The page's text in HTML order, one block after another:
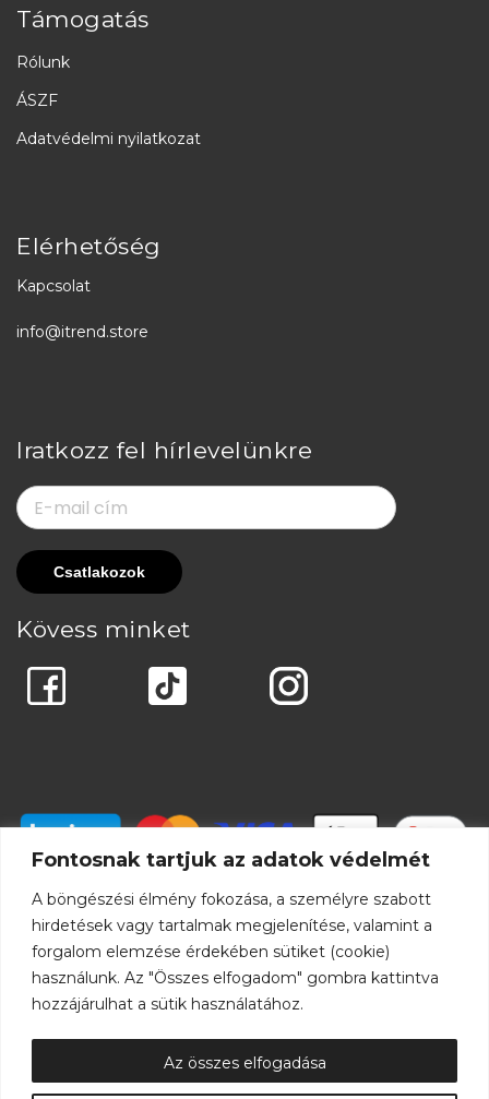
Fontosnak tartjuk az adatok védelmét
A böngészési élmény fokozása, a személyre szabott
hirdetések vagy tartalmak megjelenítése, valamint a
forgalom elemzése érdekében sütiket (cookie)
használunk. Az "Összes elfogadom" gombra kattintva
hozzájárulhat a sütik használatához.
Az összes elfogadása
Támogatás
Rólunk
ÁSZF
Adatvédelmi nyilatkozat
Elérhetőség
Kapcsolat
info@itrend.store
Iratkozz fel hírlevelünkre
Kövess minket